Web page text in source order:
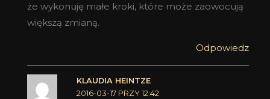
że wykonuję małe kroki, które może zaowocują
większą zmianą.
Odpowiedz
KLAUDIA HEINTZE
2016-03-17 PRZY 12:42